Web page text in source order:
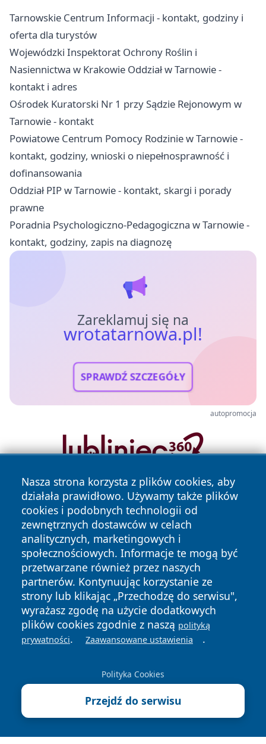
Tarnowskie Centrum Informacji - kontakt, godziny i
oferta dla turystów
Wojewódzki Inspektorat Ochrony Roślin i
Nasiennictwa w Krakowie Oddział w Tarnowie -
kontakt i adres
Ośrodek Kuratorski Nr 1 przy Sądzie Rejonowym w
Tarnowie - kontakt
Powiatowe Centrum Pomocy Rodzinie w Tarnowie -
kontakt, godziny, wnioski o niepełnosprawność i
dofinansowania
Oddział PIP w Tarnowie - kontakt, skargi i porady
prawne
Poradnia Psychologiczno-Pedagogiczna w Tarnowie -
kontakt, godziny, zapis na diagnozę
Zareklamuj się na
wrotatarnowa.pl!
SPRAWDŹ SZCZEGÓŁY
autopromocja
Nasza strona korzysta z plików cookies, aby
działała prawidłowo. Używamy także plików
cookies i podobnych technologii od
zewnętrznych dostawców w celach
analitycznych, marketingowych i
społecznościowych. Informacje te mogą być
przetwarzane również przez naszych
partnerów. Kontynuując korzystanie ze
strony lub klikając „Przechodzę do serwisu",
wyrażasz zgodę na użycie dodatkowych
plików cookies zgodnie z naszą polityką
prywatności. Zaawansowane ustawienia .
Polityka Cookies
Przejdź do serwisu
Copyright © 2026 wrotatarnowa.pl Wszystkie prawa
zastrzeżone.
News Autorzy
Polityka
Prywatności
Polityka
Cookies